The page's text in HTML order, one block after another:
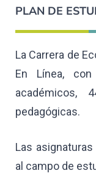
PLAN DE
La Carrera de
En Línea,
académicos,
pedagógicas.
Las
al campo de